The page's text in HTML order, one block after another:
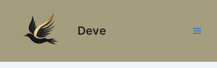
contenido
Deve